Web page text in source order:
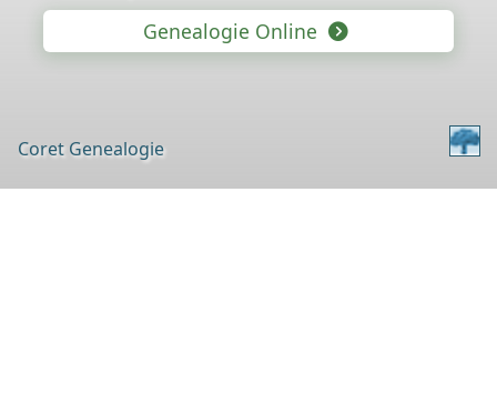
Genealogie Online
Coret Genealogie